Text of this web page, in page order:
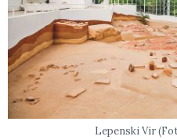
Lepenski Vir